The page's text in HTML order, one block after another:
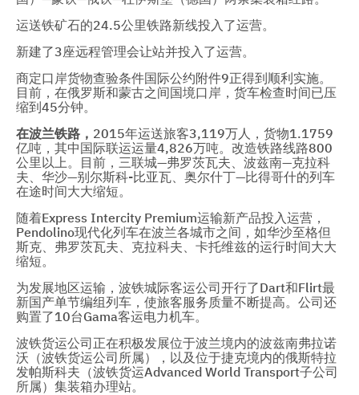
运送铁矿石的24.5公里铁路新线投入了运营。
新建了3座远程管理会让站并投入了运营。
商定口岸货物查验条件国际公约附件9正得到顺利实施。
目前，在俄罗斯和蒙古之间国境口岸，货车检查时间已压
缩到45分钟。
在波兰铁路， 2015年运送旅客3,119万人，货物1.1759
亿吨，其中国际联运运量4,826万吨。改造铁路线路800
公里以上。目前，三联城—弗罗茨瓦夫、波兹南—克拉科
夫、华沙—别尔斯科-比亚瓦、奥尔什丁—比得哥什的列车
在途时间大大缩短。
随着Express Intercity Premium运输新产品投入运营，
Pendolino现代化列车在波兰各城市之间，如华沙至格但
斯克、弗罗茨瓦夫、克拉科夫、卡托维兹的运行时间大大
缩短。
为发展地区运输，波铁城际客运公司开行了Dart和Flirt最
新国产单节编组列车，使旅客服务质量不断提高。公司还
购置了10台Gama客运电力机车。
波铁货运公司正在积极发展位于波兰境内的波兹南弗拉诺
沃（波铁货运公司所属），以及位于捷克境内的俄斯特拉
发帕斯科夫（波铁货运Advanced World Transport子公司
所属）集装箱办理站。